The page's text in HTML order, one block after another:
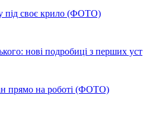
під своє крило (ФОТО)
нові подробиці з перших уст
прямо на роботі (ФОТО)